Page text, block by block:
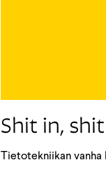
Shit in,
Tietotekniikan